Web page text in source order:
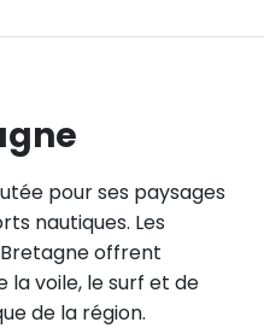
pour ses paysages
nautiques. Les
offrent
voile, le surf et de
de la région.